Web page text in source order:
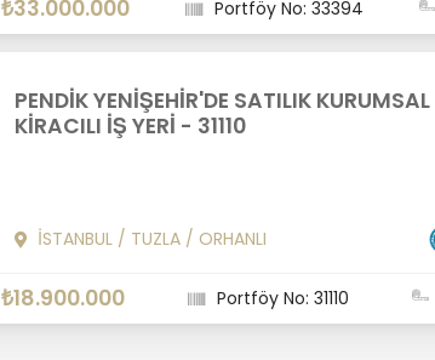
₺33.000.000 Portföy No: 33394
PENDİK YENİŞEHİR'DE SATILIK KURUMSAL
KİRACILI İŞ YERİ - 31110
İSTANBUL/ TUZLA/ ORHANLI
₺18.900.000 Portföy No: 31110